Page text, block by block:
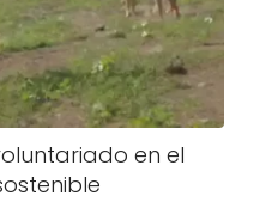
en el